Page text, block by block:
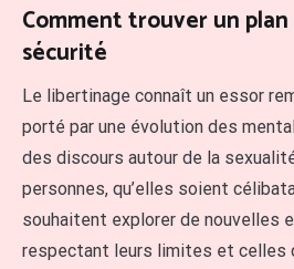
Comment trouver un
sécurité
Le libertinage connaît un essor
porté par une évolution des
des discours autour de la
personnes, qu’elles soient
souhaitent explorer de nouvelles
respectant leurs limites et celles